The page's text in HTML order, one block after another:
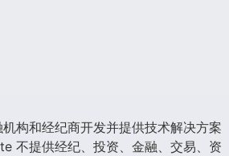
构和经纪商开发并提供技术解决方案
不提供经纪、投资、金融、交易、资